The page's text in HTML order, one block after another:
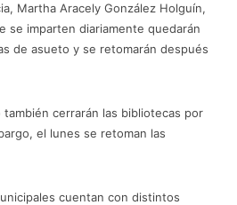
Martha Aracely González Holguín,
se imparten diariamente quedarán
de asueto y se retomarán después
cerrarán las bibliotecas por
el lunes se retoman las
cuentan con distintos